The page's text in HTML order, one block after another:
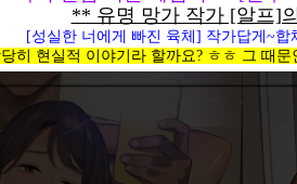
** 유명 망가 작가 [알프]
[성실한 너에게 빠진 육체] 작가답게~합
히 현실적 이야기라 할까요? ㅎㅎ 그 때